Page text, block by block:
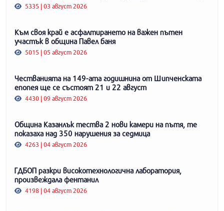
5335 | 03 август 2026
Към своя край е асфалтирането на важен пътен
участък в община Павел баня
5015 | 05 август 2026
Честванията на 149-ата годишнина от Шипченската
епопея ще се състоят 21 и 22 август
4430 | 09 август 2026
Община Казанлък тества 2 нови камери на пътя, те
показаха над 350 нарушения за седмица
4263 | 04 август 2026
ГДБОП разкри високотехнологична лаборатория,
произвеждала фентанил
4198 | 04 август 2026